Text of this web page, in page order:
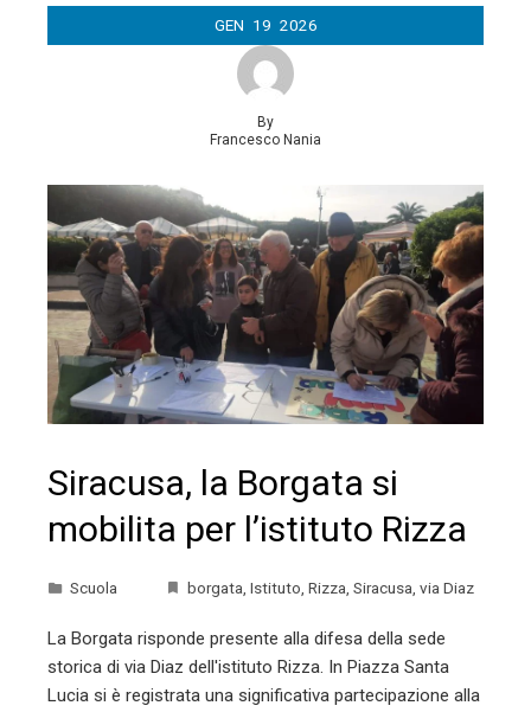
GEN 19 2026
By
Francesco Nania
Siracusa, la Borgata si
mobilita per l’istituto Rizza
Scuola borgata Istituto Rizza Siracusa via Diaz
La Borgata risponde presente alla difesa della sede
storica di via Diaz dell'istituto Rizza. In Piazza Santa
Lucia si è registrata una significativa partecipazione alla